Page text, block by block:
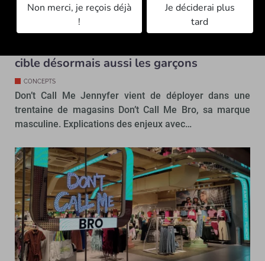
À lire aussi…
cible désormais aussi les garçons
CONCEPTS
Don’t Call Me Jennyfer vient de déployer dans une
trentaine de magasins Don’t Call Me Bro, sa marque
masculine. Explications des enjeux avec…
Non merci, je reçois déjà
!
Je déciderai plus
tard